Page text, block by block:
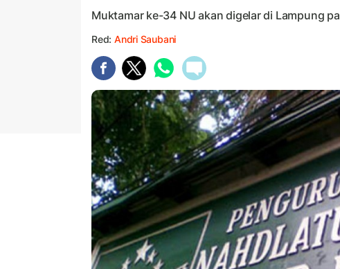
Muktamar ke-34 NU akan digelar di Lampung
Red: Andri Saubani